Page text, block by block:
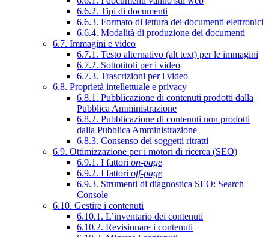
6.6.2. Tipi di documenti
6.6.3. Formato di lettura dei documenti elettronici
6.6.4. Modalità di produzione dei documenti
6.7. Immagini e video
6.7.1. Testo alternativo (alt text) per le immagini
6.7.2. Sottotitoli per i video
6.7.3. Trascrizioni per i video
6.8. Proprietà intellettuale e privacy
6.8.1. Pubblicazione di contenuti prodotti dalla
Pubblica Amministrazione
6.8.2. Pubblicazione di contenuti non prodotti
dalla Pubblica Amministrazione
6.8.3. Consenso dei soggetti ritratti
6.9. Ottimizzazione per i motori di ricerca (SEO)
6.9.1. I fattori on-page
6.9.2. I fattori off-page
6.9.3. Strumenti di diagnostica SEO: Search
Console
6.10. Gestire i contenuti
6.10.1. L’inventario dei contenuti
6.10.2. Revisionare i contenuti